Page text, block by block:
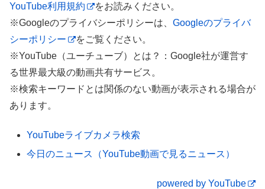
YouTube利用規約
をお読みください。
※Googleのプライバシーポリシーは、 Googleのプライバ
シーポリシー
をご覧ください。
※YouTube（ユーチューブ）とは？：Google社が運営す
る世界最大級の動画共有サービス。
※検索キーワードとは関係のない動画が表示される場合が
あります。
YouTubeライブカメラ検索
今日のニュース（YouTube動画で見るニュース）
powered by YouTube